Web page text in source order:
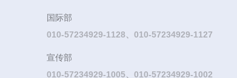
国际部
010-57234929-1128、010-57234929-1127
宣传部
010-57234929-1005、010-57234929-1002